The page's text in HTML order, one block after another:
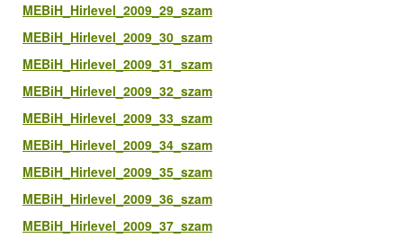
MEBiH_Hirlevel_2009_29_szam
MEBiH_Hirlevel_2009_30_szam
MEBiH_Hirlevel_2009_31_szam
MEBiH_Hirlevel_2009_32_szam
MEBiH_Hirlevel_2009_33_szam
MEBiH_Hirlevel_2009_34_szam
MEBiH_Hirlevel_2009_35_szam
MEBiH_Hirlevel_2009_36_szam
MEBiH_Hirlevel_2009_37_szam